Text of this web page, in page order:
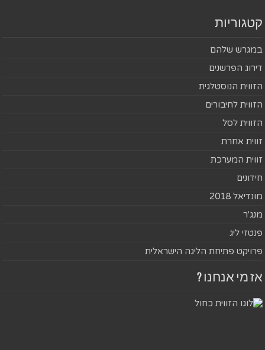
קטגוריות
במגרש שלהם
דירוג הפרשנים
הזווית הנוסטלגית
הזווית לחיבורים
הזווית לסל
זווית אחרת
זווית המערכת
חידונים
מונדיאל 2018
מנג'ר
פנטזי ליג
פרויקט פתיחת הליגה הישראלית
אז מי אנחנו ?